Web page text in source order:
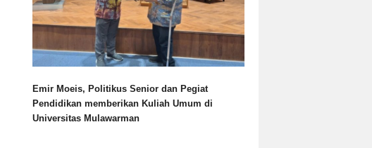
Emir Moeis, Politikus Senior dan Pegiat
Pendidikan memberikan Kuliah Umum di
Universitas Mulawarman